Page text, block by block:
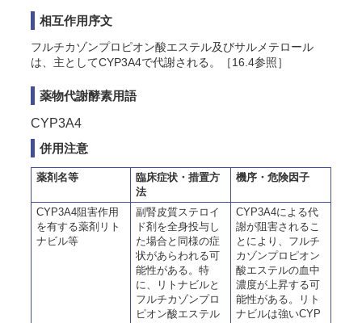
相互作用序文
フルチカゾンプロピオン酸エステル及びサルメテロール
は、主としてCYP3A4で代謝される。［16.4参照］
薬物代謝酵素用語
CYP3A4
併用注意
薬剤名等
臨床症状・措置方
法
機序・危険因子
CYP3A4阻害作用
を有する薬剤リト
ナビル等
副腎皮質ステロイ
ド剤を全身投与し
た場合と同様の症
状があらわれる可
能性がある。特
に、リトナビルと
フルチカゾンプロ
ピオン酸エステル
CYP3A4による代
謝が阻害されるこ
とにより、フルチ
カゾンプロピオン
酸エステルの血中
濃度が上昇する可
能性がある。リト
ナビルは強いCYP